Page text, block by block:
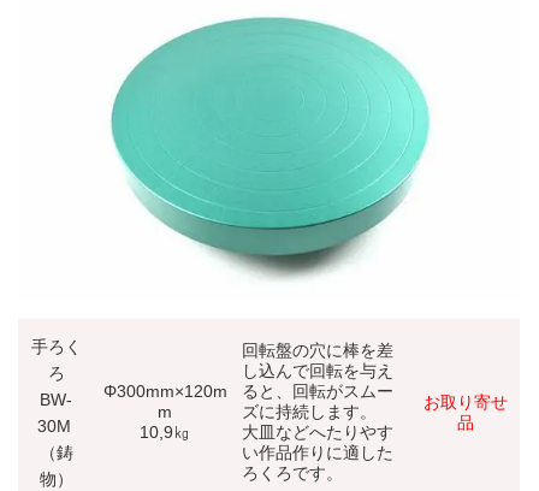
手ろく
ろ
BW-
30M
（鋳
物）
Φ300mm×120m
m
10,9㎏
回転盤の穴に棒を差
し込んで回転を与え
ると、回転がスムー
ズに持続します。
大皿などへたりやす
い作品作りに適した
ろくろです。
お取り寄せ
品